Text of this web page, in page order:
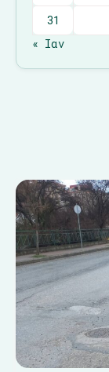
31
« Ιαν